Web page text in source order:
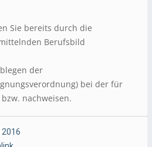
Sie bereits durch die
Berufsbild
der
bei der für
nachweisen.
2016